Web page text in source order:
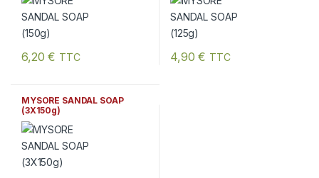
6,20€ TTC 4,90€ TTC
MYSORE SANDAL SOAP
(3X150g)